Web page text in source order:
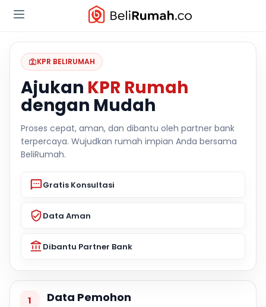
KPR BELIRUMAH
Ajukan KPR Rumah
dengan Mudah
Proses cepat, aman, dan dibantu oleh partner bank
terpercaya. Wujudkan rumah impian Anda bersama
BeliRumah.
Gratis Konsultasi
Data Aman
Dibantu Partner Bank
1 Data Pemohon